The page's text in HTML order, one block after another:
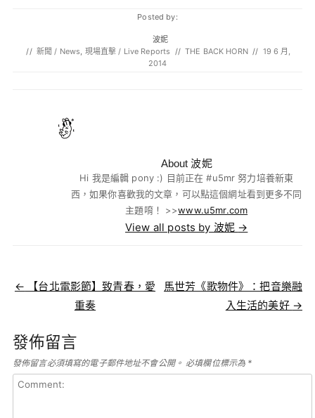
Posted by:
波妮
// 新聞 / News, 現場直擊 / Live Reports // THE BACK HORN // 19 6 月,
2014
About 波妮
Hi 我是編輯 pony :) 目前正在 #u5mr 努力培養新東
西，如果你喜歡我的文章，可以點這個網址看到更多不同
主題唷！ >>www.u5mr.com
View all posts by 波妮 →
Post navigation
← 【台北電影節】致青春，愛
重奏
馬世芳《歌物件》：把音樂融
入生活的美好 →
發佈留言
發佈留言必須填寫的電子郵件地址不會公開。 必填欄位標示為 *